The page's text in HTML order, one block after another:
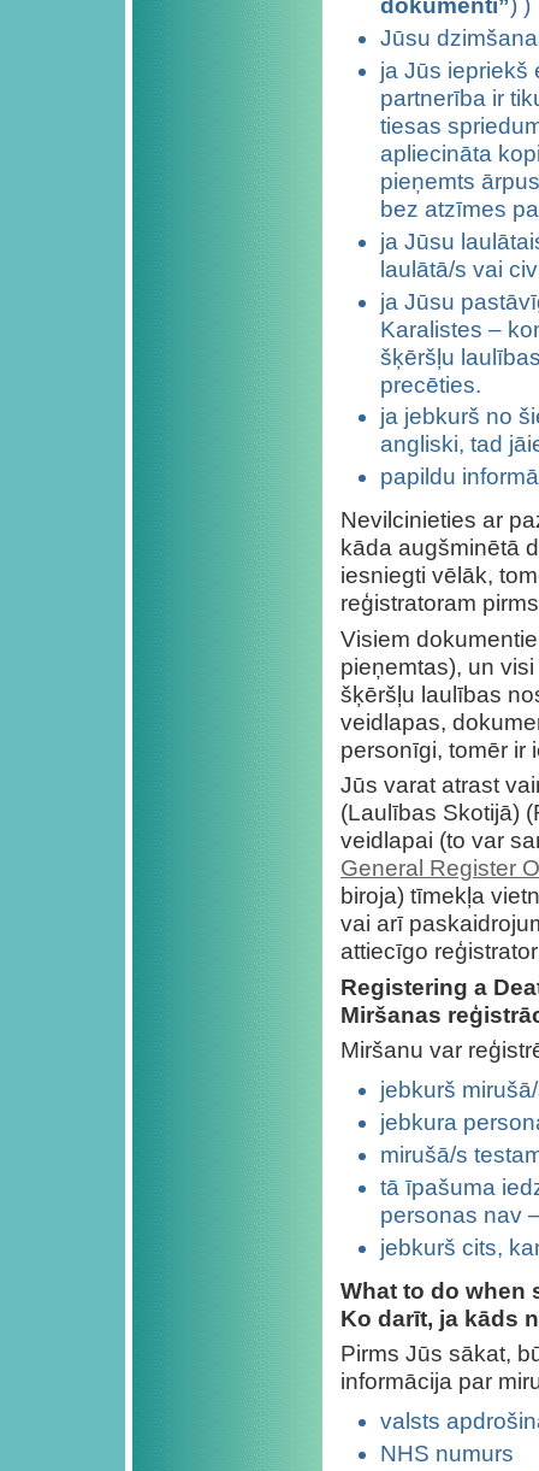
dokumenti”) )
Jūsu
ja Jūs iepriekš
partnerība ir
tiesas
apliecināta
pieņemts
bez atzīmes
ja Jūsu
laulātā/s vai
ja Jūsu
Karalistes –
šķēršļu
precēties.
ja jebkurš no
angliski, tad
papildu
Nevilcinieties ar
kāda augšminētā
iesniegti vēlāk,
reģistratoram
Visiem
pieņemtas), un
šķēršļu laulības
veidlapas,
personīgi, tomēr ir
Jūs varat atrast
(Laulības Skotijā)
veidlapai (to var
General Register
biroja) tīmekļa
vai arī
attiecīgo
Registering a
Miršanas
Miršanu var
jebkurš
jebkura
mirušā/s
tā īpašuma
personas nav
jebkurš cits,
What to do when
Ko darīt, ja kāds
Pirms Jūs sākat,
informācija par
valsts
NHS numurs